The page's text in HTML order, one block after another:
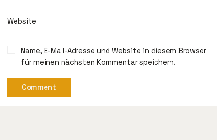
Website
Name, E-Mail-Adresse und Website in diesem Browser
für meinen nächsten Kommentar speichern.